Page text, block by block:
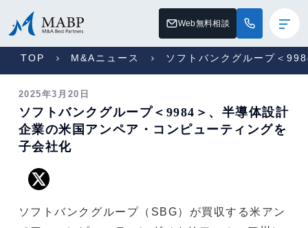
Web無料相談
TOP M&Aニュース ソフトバンクグループ＜
2025年3月20日
ソフトバンクグループ＜9984＞、半導体設計
企業の米国アンペア・コンピューティングを
子会社化
ソフトバンクグループ（SBG）が買収する米アン